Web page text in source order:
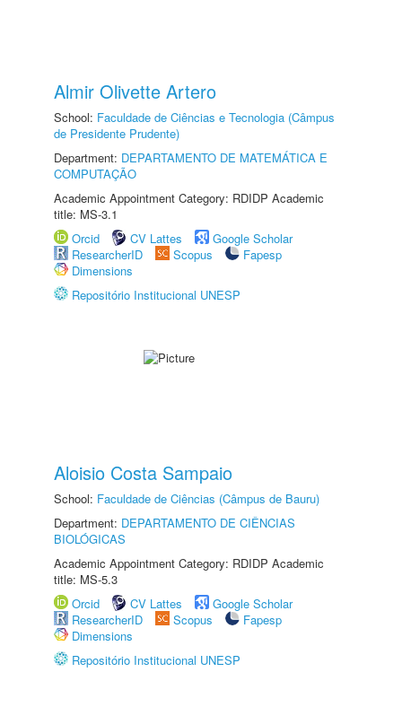
Almir Olivette Artero
School: Faculdade de Ciências e Tecnologia (Câmpus
de Presidente Prudente)
Department: DEPARTAMENTO DE MATEMÁTICA E
COMPUTAÇÃO
Academic Appointment Category: RDIDP Academic
title: MS-3.1
Orcid
CV Lattes
Google Scholar
ResearcherID
Scopus
Fapesp
Dimensions
Repositório Institucional UNESP
Aloisio Costa Sampaio
School: Faculdade de Ciências (Câmpus de Bauru)
Department: DEPARTAMENTO DE CIÊNCIAS
BIOLÓGICAS
Academic Appointment Category: RDIDP Academic
title: MS-5.3
Orcid
CV Lattes
Google Scholar
ResearcherID
Scopus
Fapesp
Dimensions
Repositório Institucional UNESP